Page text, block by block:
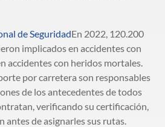
de SeguridadEn 2022, 120.200
implicados en accidentes con
accidentes con heridos mortales.
por carretera son responsables
de los antecedentes de todos
verificando su certificación,
antes de asignarles sus rutas.